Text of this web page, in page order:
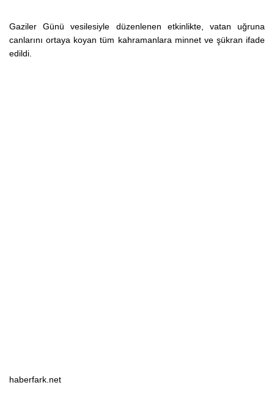
Gaziler Günü vesilesiyle düzenlenen etkinlikte, vatan uğruna
canlarını ortaya koyan tüm kahramanlara minnet ve şükran ifade
edildi.
haberfark.net